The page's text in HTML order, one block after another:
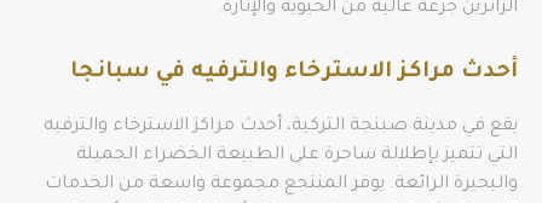
الزائرين جرعة عالية من الحيوية والإثارة.
أحدث مراكز الاسترخاء والترفيه في سبانجا
يقع في مدينة صبنجة التركية، أحدث مراكز الاسترخاء والترفيه
التي تتميز بإطلالة ساحرة على الطبيعة الخضراء الجميلة
والبحيرة الرائعة. يوفر المنتجع مجموعة واسعة من الخدمات